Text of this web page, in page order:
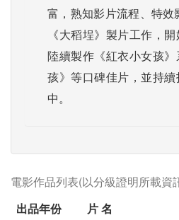
富，熟知影片流程、特
《大稻埕》製片工作，
陸續製作《紅衣小女孩
孩》等口碑佳片，並持
中。
電影作品列表(以分級證明所載資
出品年份
片 名